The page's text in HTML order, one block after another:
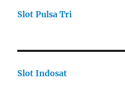
Slot Pulsa Tri
Slot Indosat